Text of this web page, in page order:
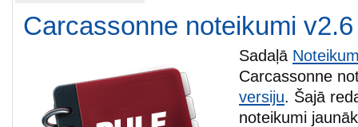
Carcassonne noteikumi v2.6
Sadaļā
Carcassonne
versiju. Šajā
noteikumi